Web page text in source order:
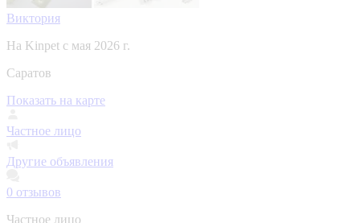
Виктория
На Kinpet c мая 2026 г.
Саратов
Показать на карте
Частное лицо
Другие объявления
0 отзывов
Частное лицо